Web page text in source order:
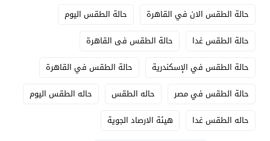
حالة الطقس الان في القاهرة
حالة الطقس اليوم
حالة الطقس غدا
حالة الطقس فى القاهرة
حالة الطقس في الإسكندرية
حالة الطقس في القاهرة
حالة الطقس في مصر
حاله الطقس
حاله الطقس اليوم
حاله الطقس غدا
هيئة الارصاد الجوية